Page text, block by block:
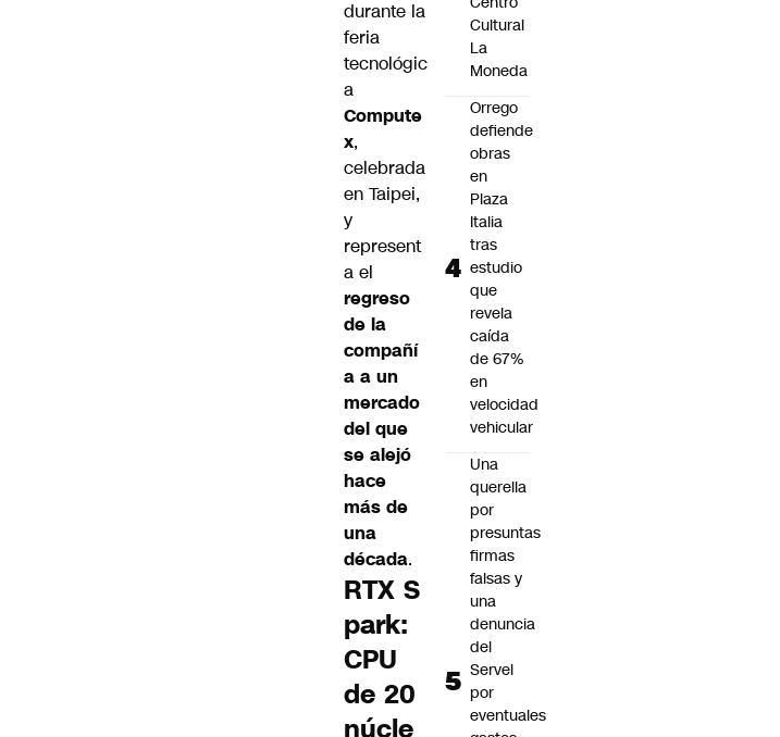
durante la
feria
tecnológic
a
Compute
x,
celebrada
en Taipei,
y
represent
a el
regreso
de la
compañí
a a un
mercado
del que
se alejó
hace
más de
una
década.
RTX S
park:
CPU
de 20
núcle
Cultural
La
Moneda
Orrego
defiende
obras
en
Plaza
Italia
tras
estudio
que
revela
caída
de 67%
en
velocidad
vehicular
Una
querella
por
presuntas
firmas
falsas y
una
denuncia
del
Servel
por
eventuales